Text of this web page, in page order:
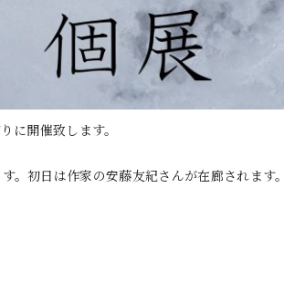
に開催致します。
初日は作家の安藤友紀さんが在廊されます。